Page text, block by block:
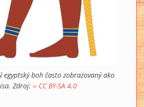
egyptský boh často zobrazovaný ako
Zdroj: ›› CC BY-SA 4.0